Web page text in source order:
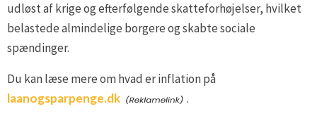
udløst af krige og efterfølgende skatteforhøjelser, hvilket
belastede almindelige borgere og skabte sociale
spændinger.
Du kan læse mere om hvad er inflation på
laanogsparpenge.dk
.